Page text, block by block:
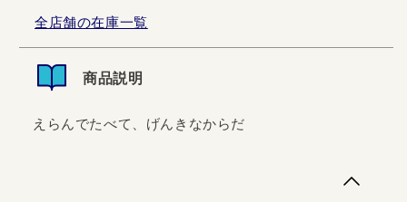
全店舗の在庫一覧
商品説明
えらんでたべて、げんきなからだ